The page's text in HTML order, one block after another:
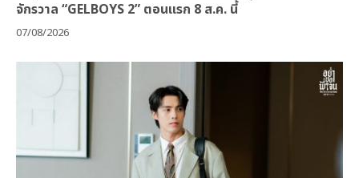
จักรวาล “GELBOYS 2” ตอนแรก 8 ส.ค. นี้
07/08/2026